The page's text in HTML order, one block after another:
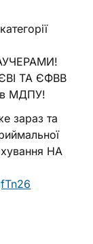
ТА ЄФВВ
в МДПУ!
зараз та
НА